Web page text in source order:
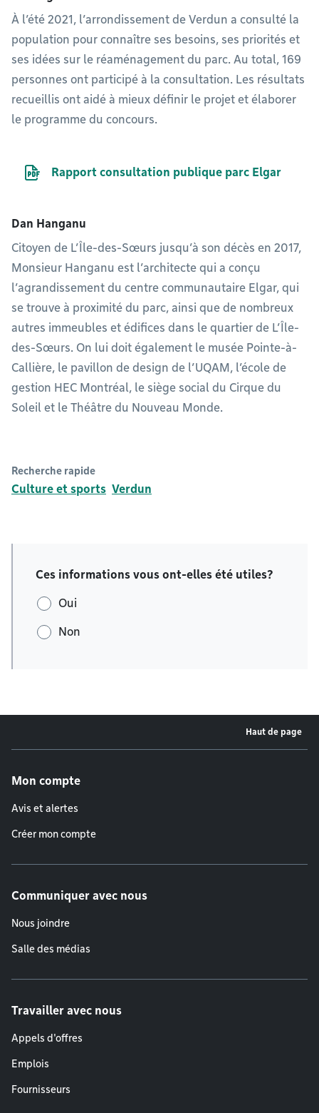
À l’été 2021, l’arrondissement de Verdun a consulté la
population pour connaître ses besoins, ses priorités et
ses idées sur le réaménagement du parc. Au total, 169
personnes ont participé à la consultation. Les résultats
recueillis ont aidé à mieux définir le projet et élaborer
le programme du concours.
Document PDF
Rapport consultation publique parc Elgar
Dan Hanganu
Citoyen de L’Île-des-Sœurs jusqu’à son décès en 2017,
Monsieur Hanganu est l’architecte qui a conçu
l’agrandissement du centre communautaire Elgar, qui
se trouve à proximité du parc, ainsi que de nombreux
autres immeubles et édifices dans le quartier de L’Île-
des-Sœurs. On lui doit également le musée Pointe-à-
Callière, le pavillon de design de l’UQAM, l’école de
gestion HEC Montréal, le siège social du Cirque du
Soleil et le Théâtre du Nouveau Monde.
Recherche rapide
Culture et sports Verdun
Ces informations vous ont-elles été utiles?
Oui
Non
Haut de page
Mon compte
Avis et alertes
Créer mon compte
Communiquer avec nous
Nous joindre
Salle des médias
Travailler avec nous
Appels d'offres
Emplois
Fournisseurs